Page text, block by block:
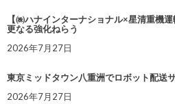
【㈱ハナインターナショナル×星清重機
更なる強化ねらう
2026年7月27日
東京ミッドタウン八重洲でロボット配送
2026年7月27日